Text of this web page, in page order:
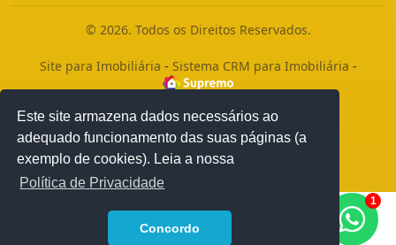
Este site armazena dados necessários ao
adequado funcionamento das suas páginas (a
exemplo de cookies). Leia a nossa
Política de Privacidade
Concordo
© 2026. Todos os Direitos Reservados.
Site para Imobiliária - Sistema CRM para Imobiliária -
1